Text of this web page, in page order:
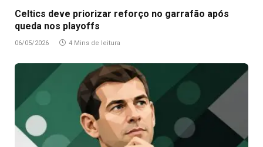
Celtics deve priorizar reforço no garrafão após
queda nos playoffs
06/05/2026 4 Mins de leitura